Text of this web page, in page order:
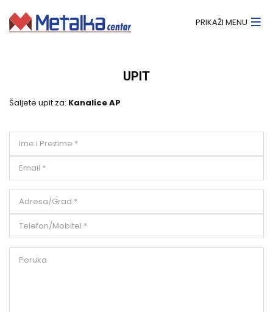
PRIKAŽI MENU
UPIT
Šaljete upit za: Kanalice AP